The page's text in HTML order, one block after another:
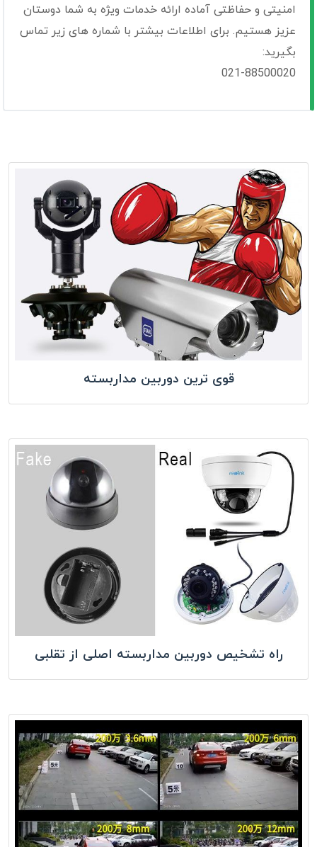
امنیتی و حفاظتی آماده ارائه خدمات ویژه به شما دوستان
عزیز هستیم. برای اطلاعات بیشتر با شماره های زیر تماس
بگیرید:
021-88500020
قوی ترین دوربین مداربسته
راه تشخیص دوربین مداربسته اصلی از تقلبی